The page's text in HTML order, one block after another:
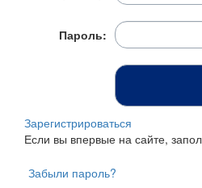
Перейти в
Пароль:
Зарегистрироваться
Если вы впервые на сайте,
Забыли пароль?